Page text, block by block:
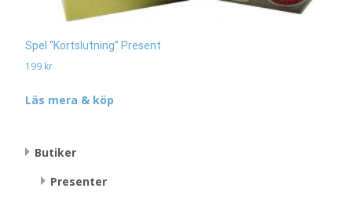
Spel “Kortslutning” Present
199 kr
Läs mera & köp
Butiker
Presenter